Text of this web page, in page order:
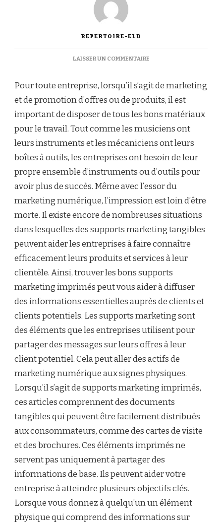
REPERTOIRE-ELD
LAISSER UN COMMENTAIRESUR
DE
MARKETING
CHOISIR
POUR
VOTRE
ENTREPRISE
?
Pour toute entreprise, lorsqu’il s’agit de marketing
et de promotion d’offres ou de produits, il est
important de disposer de tous les bons matériaux
pour le travail. Tout comme les musiciens ont
leurs instruments et les mécaniciens ont leurs
boîtes à outils, les entreprises ont besoin de leur
propre ensemble d’instruments ou d’outils pour
avoir plus de succès. Même avec l’essor du
marketing numérique, l’impression est loin d’être
morte. Il existe encore de nombreuses situations
dans lesquelles des supports marketing tangibles
peuvent aider les entreprises à faire connaître
efficacement leurs produits et services à leur
clientèle. Ainsi, trouver les bons supports
marketing imprimés peut vous aider à diffuser
des informations essentielles auprès de clients et
clients potentiels. Les supports marketing sont
des éléments que les entreprises utilisent pour
partager des messages sur leurs offres à leur
client potentiel. Cela peut aller des actifs de
marketing numérique aux signes physiques.
Lorsqu’il s’agit de supports marketing imprimés,
ces articles comprennent des documents
tangibles qui peuvent être facilement distribués
aux consommateurs, comme des cartes de visite
et des brochures. Ces éléments imprimés ne
servent pas uniquement à partager des
informations de base. Ils peuvent aider votre
entreprise à atteindre plusieurs objectifs clés.
Lorsque vous donnez à quelqu’un un élément
physique qui comprend des informations sur